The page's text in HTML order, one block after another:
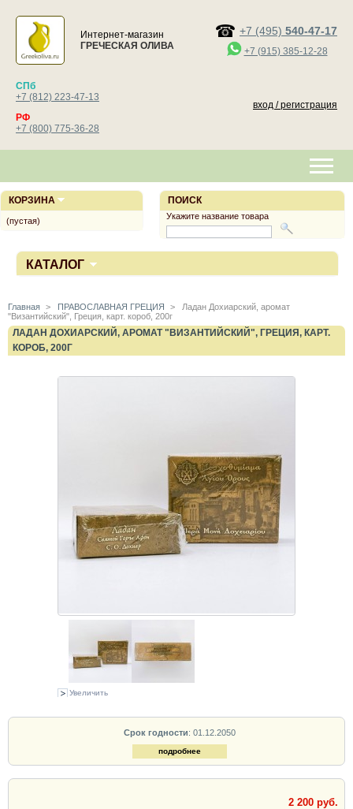
Интернет-магазин
ГРЕЧЕСКАЯ ОЛИВА
+7 (495) 540-47-17
+7 (915) 385-12-28
СПб
+7 (812) 223-47-13
РФ
+7 (800) 775-36-28
вход / регистрация
КАТАЛОГ
Главная > ПРАВОСЛАВНАЯ ГРЕЦИЯ >
Ладан Дохиарский, аромат
"Византийский", Греция, карт. короб, 200г
ЛАДАН ДОХИАРСКИЙ, АРОМАТ "ВИЗАНТИЙСКИЙ", ГРЕЦИЯ, КАРТ.
КОРОБ, 200Г
Увеличить
Срок годности: 01.12.2050
подробнее
2 200 руб.
ПОИСК
Укажите название товара
КОРЗИНА
(пустая)